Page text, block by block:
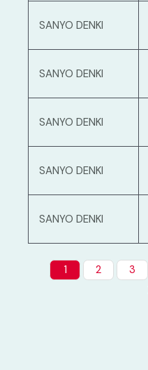
SANYO DENKI
SANYO DENKI
SANYO DENKI
SANYO DENKI
SANYO DENKI
1 2 3